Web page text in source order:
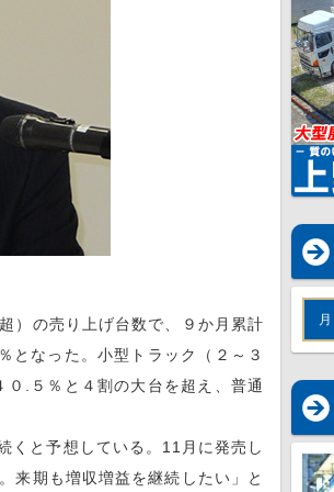
）の売り上げ台数で、９か月累計
となった。小型トラック（２～３
.５％と４割の大台を超え、普通
と予想している。11月に発売し
来期も増収増益を継続したい」と